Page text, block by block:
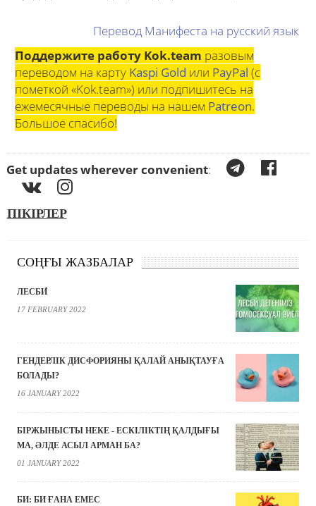
Перевод Манифеста на русский язык
Поддержите работу Kok.team разовым
переводом на карту Kaspi Gold или PayPal (с
пометкой «Kok.team») или подпишитесь на
ежемесячные переводы на нашем Patreon.
Большое спасибо!
Get updates wherever convenient:
ПІКІРЛЕР
СОҢҒЫ ЖАЗБАЛАР
ЛЕСБИ́
17 FEBRUARY 2022
ГЕНДЕРЛІК ДИСФОРИЯНЫ ҚАЛАЙ АНЫҚТАУҒА
БОЛАДЫ?
16 JANUARY 2022
БІРЖЫНЫСТЫ НЕКЕ - ЕСКІЛІКТІҢ ҚАЛДЫҒЫ
МА, ӘЛДЕ АСЫЛ АРМАН БА?
01 JANUARY 2022
БИ: БИ ҒАНА ЕМЕС